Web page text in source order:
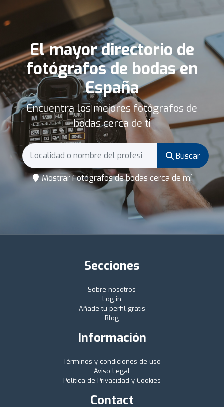
El mayor directorio de
fotógrafos de bodas en
España
Encuentra los mejores fotógrafos de
bodas cerca de ti
Buscar
Mostrar Fotógrafos de bodas cerca de mí
Secciones
Sobre nosotros
Log in
Añade tu perfil gratis
Blog
Información
Términos y condiciones de uso
Aviso Legal
Política de Privacidad y Cookies
Contact